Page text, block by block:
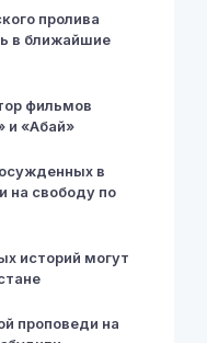
пролива
в ближайшие
фильмов
и «Абай»
в
на свободу по
историй могут
проповеди на